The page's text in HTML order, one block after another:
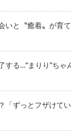
と〝癒着〟が育て
る…“まりり”ちゃ
ずっとフザけてい